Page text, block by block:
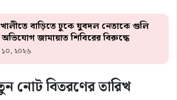
বাড়িতে ঢুকে যুবদল নেতাকে গুলি
জামায়াত শিবিরের বিরুদ্ধে
২০২৬
নোট বিতরণের তারিখ